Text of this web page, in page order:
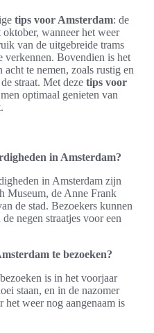
tips voor Amsterdam: de
wanneer het weer
van de uitgebreide trams
verkennen. Bovendien is het
te nemen, zoals rustig en
straat. Met deze tips voor
optimaal genieten van
in Amsterdam?
in Amsterdam zijn
Museum, de Anne Frank
de stad. Bezoekers kunnen
negen straatjes voor een
te bezoeken?
is in het voorjaar
staan, en in de nazomer
het weer nog aangenaam is